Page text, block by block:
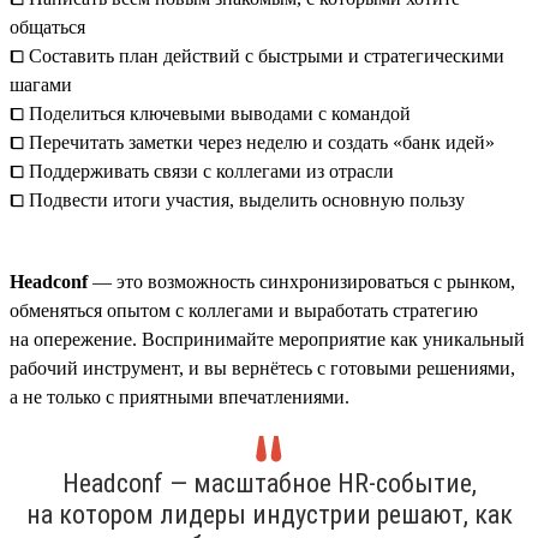
общаться
⧠ Составить план действий с быстрыми и стратегическими
шагами
⧠ Поделиться ключевыми выводами с командой
⧠ Перечитать заметки через неделю и создать «банк идей»
⧠ Поддерживать связи с коллегами из отрасли
⧠ Подвести итоги участия, выделить основную пользу
Headсonf— это возможность синхронизироваться с рынком,
обменяться опытом с коллегами и выработать стратегию
на опережение. Воспринимайте мероприятие как уникальный
рабочий инструмент, и вы вернётесь с готовыми решениями,
а не только с приятными впечатлениями.
Headсonf — масштабное HR-событие,
на котором лидеры индустрии решают, как